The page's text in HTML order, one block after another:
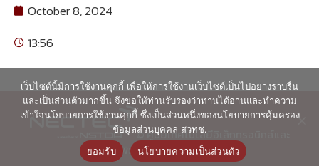
October 8, 2024
13:56
© ศูนย์เทคโนโลยีอิเล็กทรอนิกส์และ
คอมพิวเตอร์แห่งชาติ 2563
เว็บไซต์นี้มีการใช้งานคุกกี้ เพื่อให้การใช้งานเว็บไซต์เป็นไปอย่างราบรื่น
และเป็นส่วนตัวมากขึ้น จึงขอให้ท่านรับรองว่าท่านได้อ่านและทำความ
เข้าใจนโยบายการใช้งานคุกกี้ ซึ่งเป็นส่วนหนึ่งของนโยบายการคุ้มครอง
ข้อมูลส่วนบุคคล สวทช.
ยอมรับ
นโยบายความเป็นส่วนตัว